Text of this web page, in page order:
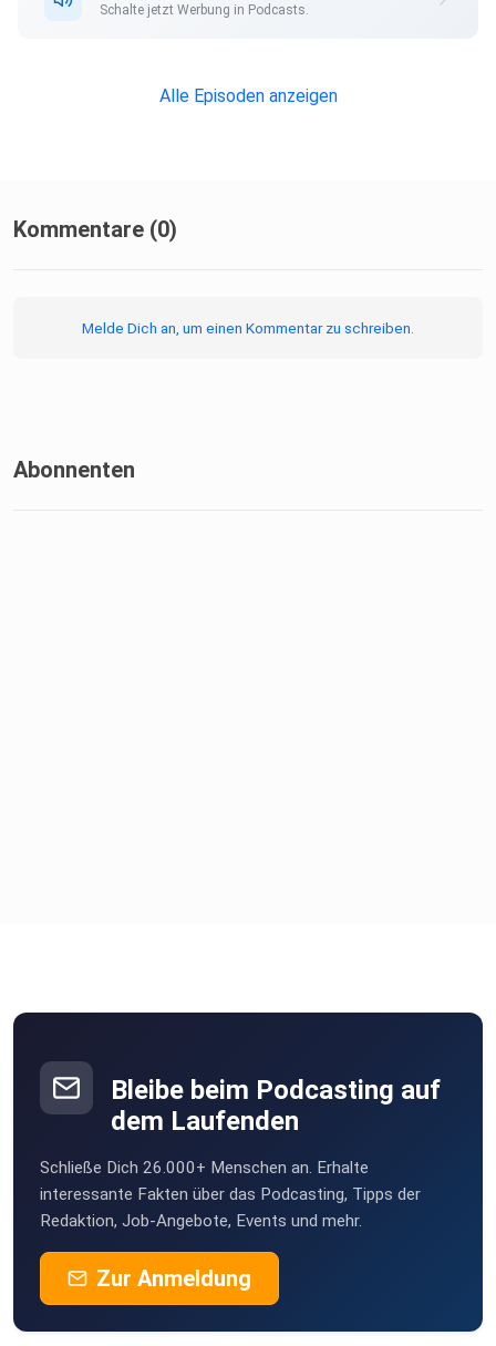
Schalte jetzt Werbung in Podcasts.
Alle Episoden anzeigen
Kommentare (0)
Melde Dich an, um einen Kommentar zu schreiben.
Abonnenten
Bleibe beim Podcasting auf
dem Laufenden
Schließe Dich 26.000+ Menschen an. Erhalte
interessante Fakten über das Podcasting, Tipps der
Redaktion, Job-Angebote, Events und mehr.
Zur Anmeldung